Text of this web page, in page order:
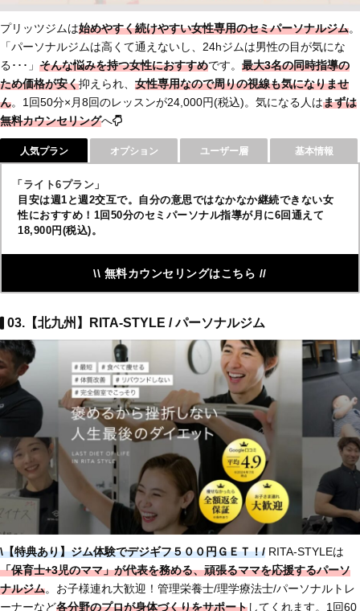
プリッツジムは始めやすく続けやすい女性専用のセミパーソナルジム。
「パーソナルジムは高くて通えないし、24hジムは男性の目が気にな
る･･･」 そんな悩みを持つ女性におすすめです。 最大3名の同時指導の
ため価格が安く抑えられ、 女性専用なので周りの視線も気になりませ
ん。1回50分×月8回のレッスンが24,000円(税込)。気になる人はまずは
無料カウンセリングへ
人気プラン オプション ユーザー層 基本情報
「ライト6プラン」
目安は週1と週2交互で。自分の意思ではなかなか継続できない女
性におすすめ！1回50分のセミパーソナル指導が月に6回通えて
18,900円(税込)。
\\ 無料カウンセリングはこちら //
03.【北九州】RITA-STYLE / パーソナルジム
\【特典あり】ジム体験でデジギフ５００円ＧＥＴ！/ RITA-STYLEは
「保育士+3児のママ」が代表を務める、頑張るママを応援するパーソ
ナルジム。お子様連れ大歓迎！管理栄養士/理学療法士/パーソナルトレ
ーナーなど各分野のプロが身体づくりをサポートしてくれます。1回60